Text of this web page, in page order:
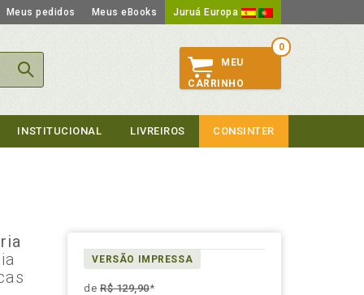
Meus pedidos Meus eBooks Juruá Europa
0
MEU
CARRINHO
INSTITUCIONAL LIVREIROS CONSINTER
VERSÃO IMPRESSA
deR$ 129,90*